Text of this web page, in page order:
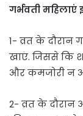
गर्भवती महिलाएं
1- व्रत के
खाएं. जिससे कि
और कमजोरी न
2- व्रत के दौरान